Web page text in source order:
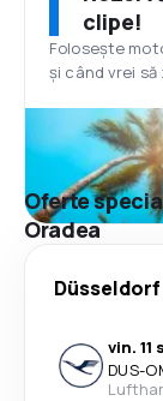
clipe!
Folosește
și când vrei să
Oferte
Oradea
Düsseldorf
vin. 11
DUS-